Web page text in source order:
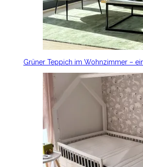
Grüner Teppich im Wohnzimmer –